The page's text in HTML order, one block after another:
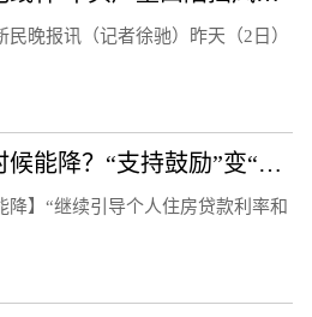
晚报讯（记者徐驰）昨天（2日）
存量房贷利率什么时候能降？“支持鼓励”变“指导”
降】“继续引导个人住房贷款利率和